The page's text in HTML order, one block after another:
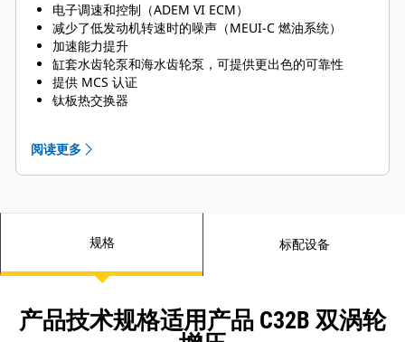
电子调速和控制（ADEM VI ECM）
减少了低发动机转速时的噪声（MEUI-C 燃油系统）
加速能力提升
缸套水齿轮泵和海水齿轮泵，可提供更出色的可靠性
提供 MCS 认证
钛板热交换器
阅读更多
规格 标配设备
产品技术规格适用产品 C32B 双涡轮